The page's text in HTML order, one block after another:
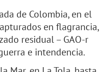
de Colombia, en el
en flagrancia,
residual – GAO-r
e intendencia.